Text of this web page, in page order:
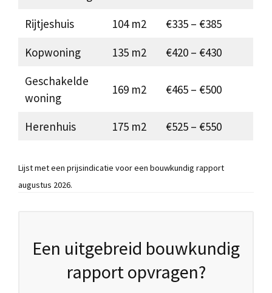
Rijtjeshuis
104 m2
€335 – €385
Kopwoning
135 m2
€420 – €430
Geschakelde
woning
169 m2 €465 – €500
Herenhuis 175 m2 €525 – €550
Lijst met een prijsindicatie voor een bouwkundig rapport
augustus 2026.
Een uitgebreid bouwkundig
rapport opvragen?